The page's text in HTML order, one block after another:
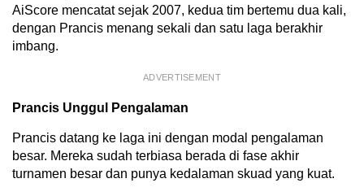
AiScore mencatat sejak 2007, kedua tim bertemu dua kali,
dengan Prancis menang sekali dan satu laga berakhir
imbang.
ADVERTISEMENT
Prancis Unggul Pengalaman
Prancis datang ke laga ini dengan modal pengalaman
besar. Mereka sudah terbiasa berada di fase akhir
turnamen besar dan punya kedalaman skuad yang kuat.